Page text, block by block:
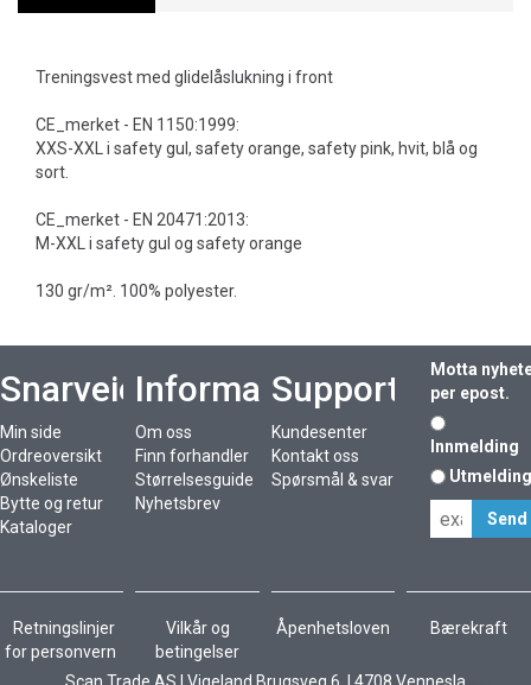
Treningsvest med glidelåslukning i front
CE_merket - EN 1150:1999:
XXS-XXL i safety gul, safety orange, safety pink, hvit, blå og
sort.
CE_merket - EN 20471:2013:
M-XXL i safety gul og safety orange
130 gr/m². 100% polyester.
Snarveier
Min side
Ordreoversikt
Ønskeliste
Bytte og retur
Kataloger
Informasjon
Om oss
Finn forhandler
Størrelsesguide
Nyhetsbrev
Support
Kundesenter
Kontakt oss
Spørsmål & svar
Motta
per epost.
Innmelding
Retningslinjer
for personvern
Vilkår og
betingelser
Åpenhetsloven Bærekraft